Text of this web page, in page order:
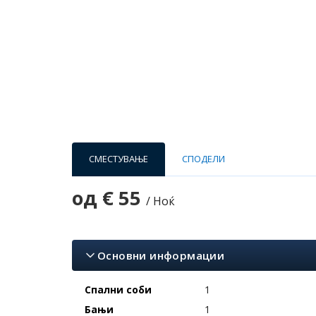
СМЕСТУВАЊЕ СПОДЕЛИ
од € 55 / Ноќ
Основни информации
Спални соби
1
Бањи
1